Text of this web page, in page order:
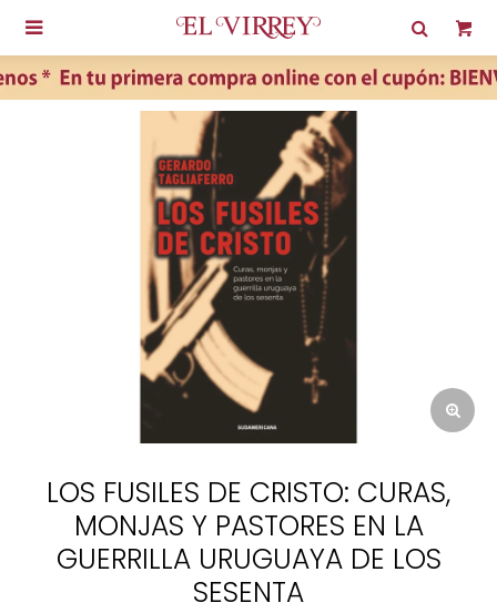

LOS FUSILES DE CRISTO: CURAS,
MONJAS Y PASTORES EN LA
GUERRILLA URUGUAYA DE LOS
SESENTA